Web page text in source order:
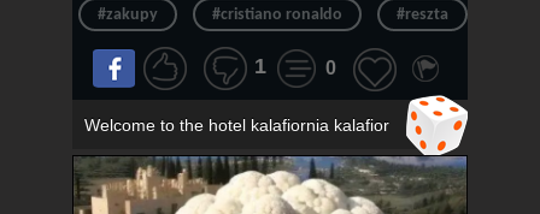
#zakupy #cristiano ronaldo #reszta
1 0
Welcome to the hotel kalafiornia kalafior